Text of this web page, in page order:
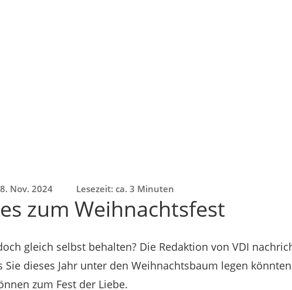
Nov. 2024 Lesezeit: ca. 3 Minuten
zum Weihnachtsfest
gleich selbst behalten? Die Redaktion von VDI
Sie dieses Jahr unter den Weihnachtsbaum legen
zum Fest der Liebe.